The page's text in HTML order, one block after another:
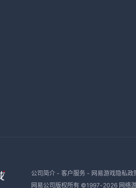
公司简介- 客户服务- 网易游戏隐私政
网易公司版权所有 ©1997-2026 网络